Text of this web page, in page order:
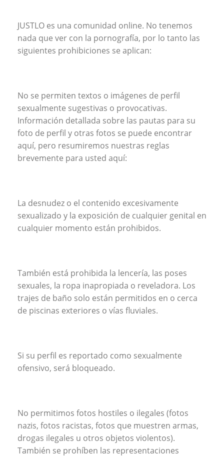
JUSTLO es una comunidad online. No tenemos
nada que ver con la pornografía, por lo tanto las
siguientes prohibiciones se aplican:
No se permiten textos o imágenes de perfil
sexualmente sugestivas o provocativas.
Información detallada sobre las pautas para su
foto de perfil y otras fotos se puede encontrar
aquí, pero resumiremos nuestras reglas
brevemente para usted aquí:
La desnudez o el contenido excesivamente
sexualizado y la exposición de cualquier genital en
cualquier momento están prohibidos.
También está prohibida la lencería, las poses
sexuales, la ropa inapropiada o reveladora. Los
trajes de baño solo están permitidos en o cerca
de piscinas exteriores o vías fluviales.
Si su perfil es reportado como sexualmente
ofensivo, será bloqueado.
No permitimos fotos hostiles o ilegales (fotos
nazis, fotos racistas, fotos que muestren armas,
drogas ilegales u otros objetos violentos).
También se prohíben las representaciones